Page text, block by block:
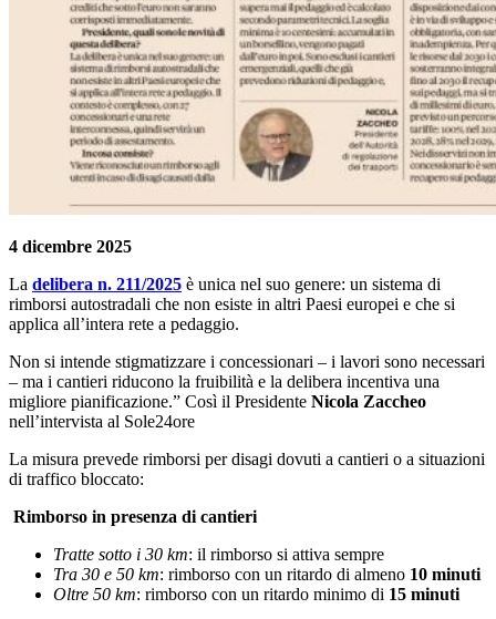
4 dicembre 2025
La delibera n. 211/2025 è unica nel suo genere: un sistema di
rimborsi autostradali che non esiste in altri Paesi europei e che si
applica all’intera rete a pedaggio.
Non si intende stigmatizzare i concessionari – i lavori sono necessari
– ma i cantieri riducono la fruibilità e la delibera incentiva una
migliore pianificazione.” Così il Presidente Nicola Zaccheo
nell’intervista al Sole24ore
La misura prevede rimborsi per disagi dovuti a cantieri o a situazioni
di traffico bloccato:
Rimborso in presenza di cantieri
Tratte sotto i 30 km: il rimborso si attiva sempre
Tra 30 e 50 km: rimborso con un ritardo di almeno 10 minuti
Oltre 50 km: rimborso con un ritardo minimo di 15 minuti